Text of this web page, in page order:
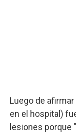
Luego de
en el hospital)
lesiones porque